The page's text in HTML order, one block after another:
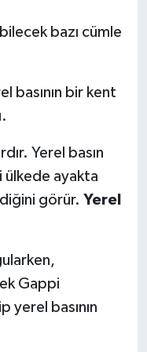
bazı cümle
basının bir kent
Yerel basın
ülkede ayakta
görür. Yerel
Gappi
basının